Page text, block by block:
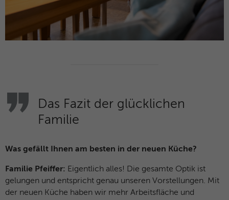
Das Fazit der glücklichen
Familie
Was gefällt Ihnen am besten in der neuen Küche?
Familie Pfeiffer: Eigentlich alles! Die gesamte Optik ist
gelungen und entspricht genau unseren Vorstellungen. Mit
der neuen Küche haben wir mehr Arbeitsfläche und